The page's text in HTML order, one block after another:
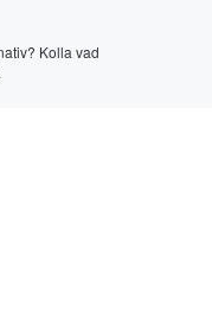
Kolla vad